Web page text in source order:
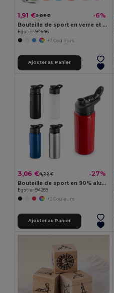
1,91 €2,03 € -6%
Bouteille de sport en verre et acier inoxydable 520 mL
Egotier 94646
+7 Couleurs
Ajouter au Panier
3,06 €4,22 € -27%
Bouteille de sport en 90% aluminium recyclé 660 mL
Egotier 94269
+2 Couleurs
Ajouter au Panier